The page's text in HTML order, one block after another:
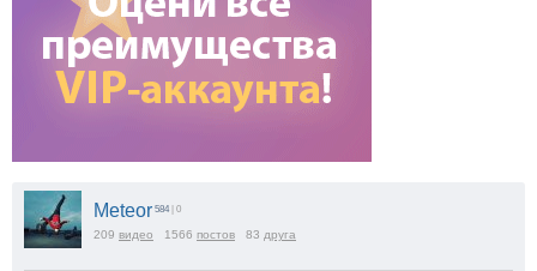
Meteor 584 | 0
209 видео 1566 постов 83 друга